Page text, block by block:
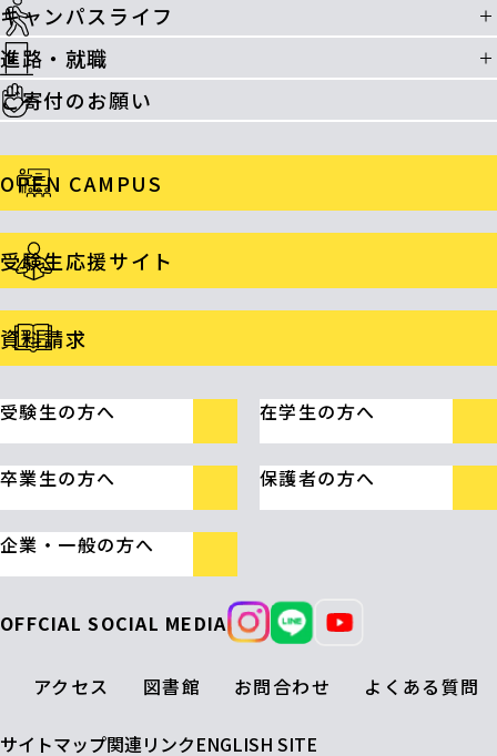
キャンパスライフ
進路・就職
ご寄付のお願い
OPEN CAMPUS
受験生応援サイト
資料請求
受験生の方へ 在学生の方へ
卒業生の方へ 保護者の方へ
企業・一般の方へ
OFFCIAL SOCIAL MEDIA
アクセス 図書館 お問合わせ よくある質問
サイトマップ関連リンクENGLISH SITE